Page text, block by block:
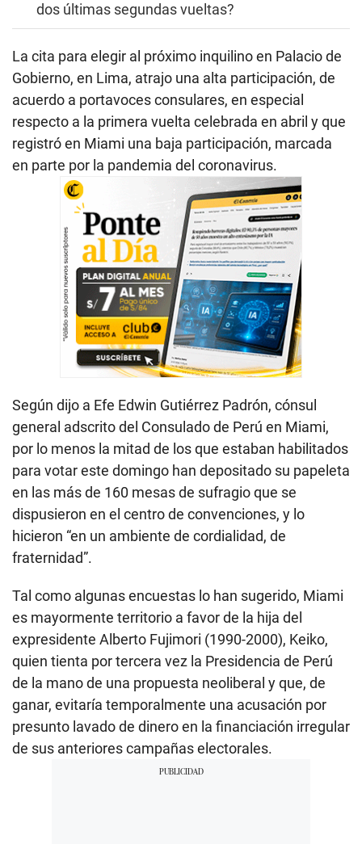
dos últimas segundas vueltas?
La cita para elegir al próximo inquilino en Palacio de
Gobierno, en Lima, atrajo una alta participación, de
acuerdo a portavoces consulares, en especial
respecto a la primera vuelta celebrada en abril y que
registró en Miami una baja participación, marcada
en parte por la pandemia del coronavirus.
Según dijo a Efe Edwin Gutiérrez Padrón, cónsul
general adscrito del Consulado de Perú en Miami,
por lo menos la mitad de los que estaban habilitados
para votar este domingo han depositado su papeleta
en las más de 160 mesas de sufragio que se
dispusieron en el centro de convenciones, y lo
hicieron “en un ambiente de cordialidad, de
fraternidad”.
Tal como algunas encuestas lo han sugerido, Miami
es mayormente territorio a favor de la hija del
expresidente Alberto Fujimori (1990-2000), Keiko,
quien tienta por tercera vez la Presidencia de Perú
de la mano de una propuesta neoliberal y que, de
ganar, evitaría temporalmente una acusación por
presunto lavado de dinero en la financiación irregular
de sus anteriores campañas electorales.